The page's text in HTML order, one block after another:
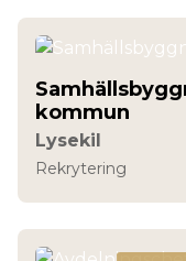
kommun
Lysekil
Rekrytering